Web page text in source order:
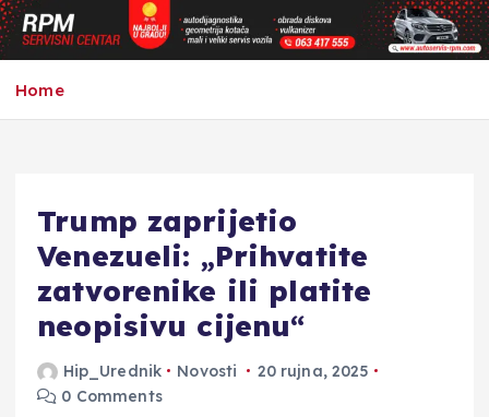
t
e
Home
Trump zaprijetio
Venezueli: „Prihvatite
zatvorenike ili platite
neopisivu cijenu“
Hip_Urednik Novosti
20 rujna, 2025
0 Comments